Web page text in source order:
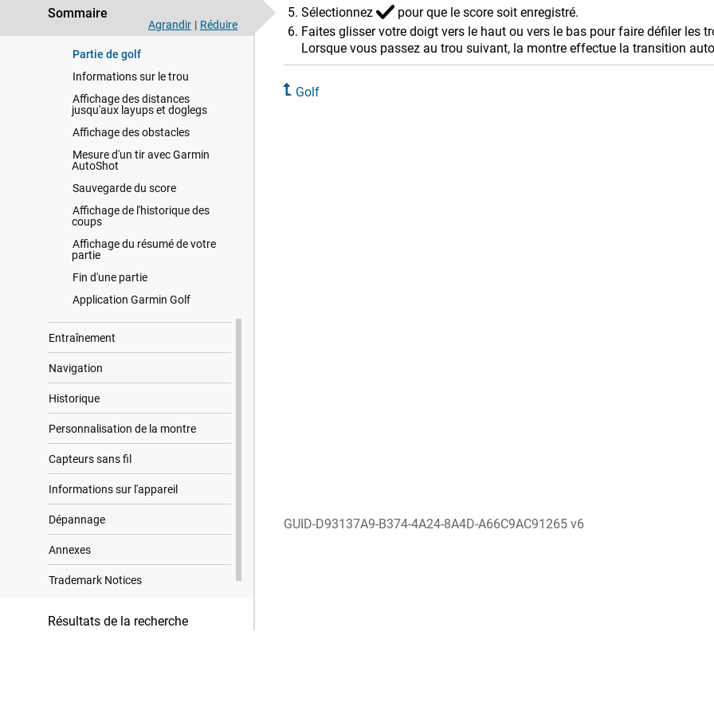
Sommaire
Agrandir | Réduire
Téléchargement de parcours de
Partie de golf
Informations sur le trou
Affichage des distances
jusqu'aux layups et doglegs
Affichage des obstacles
Mesure d'un tir avec Garmin
AutoShot
Sauvegarde du score
Affichage de l'historique des
coups
Affichage du résumé de votre
partie
Fin d'une partie
Application Garmin Golf
Entraînement
Navigation
Historique
Personnalisation de la montre
Capteurs sans fil
Informations sur l'appareil
Dépannage
Annexes
Trademark Notices
Résultats de la recherche
Sélectionnez
pour que le score soit enregistré.
Faites glisser votre doigt vers le haut ou vers le bas pour faire défiler les
Lorsque vous passez au trou suivant, la montre effectue la transition
Golf
GUID-D93137A9-B374-4A24-8A4D-A66C9AC91265 v6